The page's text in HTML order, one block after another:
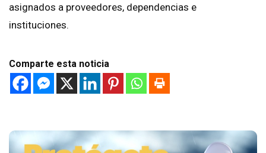
asignados a proveedores, dependencias e
instituciones.
Comparte esta noticia